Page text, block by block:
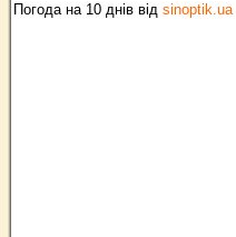
Погода на 10 днів від sinoptik.ua